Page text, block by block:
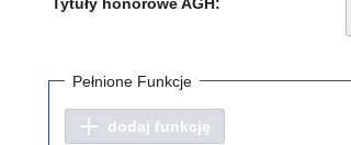
Pełnione Funkcje
dodaj funkcję